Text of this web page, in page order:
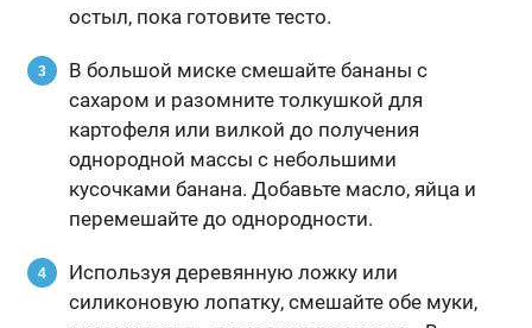
остыл, пока готовите тесто.
В большой миске смешайте бананы с
сахаром и разомните толкушкой для
картофеля или вилкой до получения
однородной массы с небольшими
кусочками банана. Добавьте масло, яйца и
перемешайте до однородности.
Используя деревянную ложку или
силиконовую лопатку, смешайте обе муки,